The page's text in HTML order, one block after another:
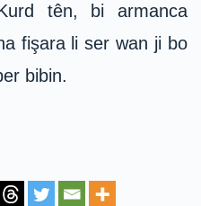
tên, bi armanca
fişara li ser wan ji bo
bibin.